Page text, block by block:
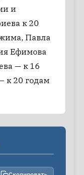
и
к 20
Павла
Ефимова
— к 16
к 20 годам